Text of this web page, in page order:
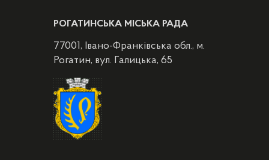
РОГАТИНСЬКА МІСЬКА РАДА
77001, Івано-Франківська обл., м.
Рогатин, вул. Галицька, 65